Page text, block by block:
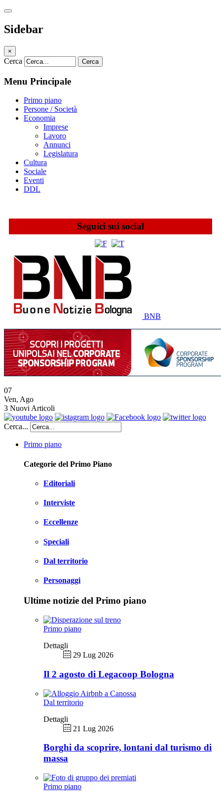
Sidebar
×
Cerca Cerca
Menu Principale
Primo piano
Persone / Società
Economia
Imprese
Lavoro
Annunci
Legislatura
Cultura
Sociale
Eventi
DDL
Seguici sui social
BNB
07
Ven, Ago
3 Nuovi Articoli
Cerca...
Primo piano
Categorie del Primo Piano
Editoriali
Interviste
Eccellenze
Speciali
Dal territorio
Personaggi
Ultime notizie del Primo piano
Primo piano
Dettagli
29 Lug 2026
Il 2 agosto di Legacoop Bologna
Dal territorio
Dettagli
21 Lug 2026
Borghi da scoprire, lontani dal turismo di
massa
Primo piano